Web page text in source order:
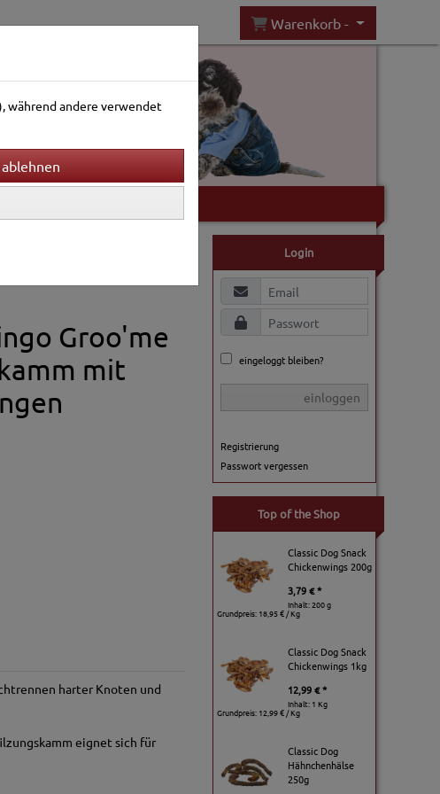
Warenkorb -
Groo'me
mit
harter Knoten und
eignet sich für
Login
eingeloggt bleiben?
einloggen
Registrierung
Passwort vergessen
Top of the Shop
Classic Dog Snack
Chickenwings 200g
3,79 € *
Inhalt: 200 g
Grundpreis: 18,95 € / Kg
Classic Dog Snack
Chickenwings 1kg
12,99 € *
Inhalt: 1 Kg
Grundpreis: 12,99 € / Kg
Classic Dog
Hähnchenhälse
250g
während andere verwendet